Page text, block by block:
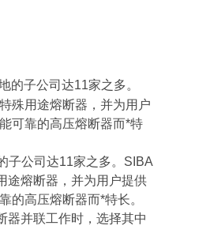
的子公司达11家之多。
殊用途熔断器，并为用户
可靠的高压熔断器而*特
子公司达11家之多。SIBA
途熔断器，并为用户提供
的高压熔断器而*特长。
器并联工作时，选择其中